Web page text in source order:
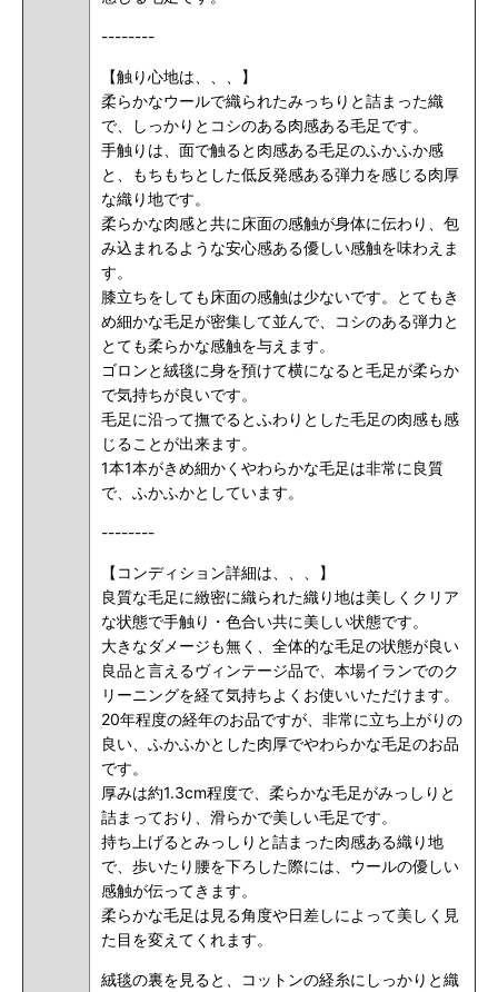
--------
【触り心地は、、、】
柔らかなウールで織られたみっちりと詰まった織
で、しっかりとコシのある肉感ある毛足です。
手触りは、面で触ると肉感ある毛足のふかふか感
と、もちもちとした低反発感ある弾力を感じる肉厚
な織り地です。
柔らかな肉感と共に床面の感触が身体に伝わり、包
み込まれるような安心感ある優しい感触を味わえま
す。
膝立ちをしても床面の感触は少ないです。とてもき
め細かな毛足が密集して並んで、コシのある弾力と
とても柔らかな感触を与えます。
ゴロンと絨毯に身を預けて横になると毛足が柔らか
で気持ちが良いです。
毛足に沿って撫でるとふわりとした毛足の肉感も感
じることが出来ます。
1本1本がきめ細かくやわらかな毛足は非常に良質
で、ふかふかとしています。
--------
【コンディション詳細は、、、】
良質な毛足に緻密に織られた織り地は美しくクリア
な状態で手触り・色合い共に美しい状態です。
大きなダメージも無く、全体的な毛足の状態が良い
良品と言えるヴィンテージ品で、本場イランでのク
リーニングを経て気持ちよくお使いいただけます。
20年程度の経年のお品ですが、非常に立ち上がりの
良い、ふかふかとした肉厚でやわらかな毛足のお品
です。
厚みは約1.3cm程度で、柔らかな毛足がみっしりと
詰まっており、滑らかで美しい毛足です。
持ち上げるとみっしりと詰まった肉感ある織り地
で、歩いたり腰を下ろした際には、ウールの優しい
感触が伝ってきます。
柔らかな毛足は見る角度や日差しによって美しく見
た目を変えてくれます。
絨毯の裏を見ると、コットンの経糸にしっかりと織